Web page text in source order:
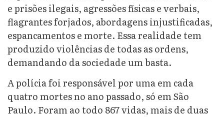
e prisões ilegais, agressões físicas e verbais,
flagrantes forjados, abordagens injustificadas,
espancamentos e morte. Essa realidade tem
produzido violências de todas as ordens,
demandando da sociedade um basta.
A polícia foi responsável por uma em cada
quatro mortes no ano passado, só em São
Paulo. Foram ao todo 867 vidas, mais de duas